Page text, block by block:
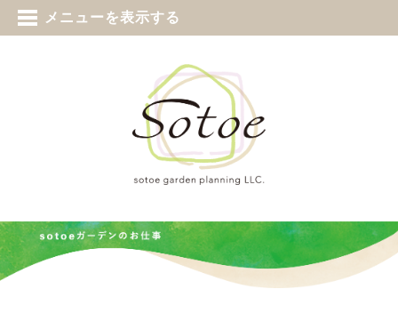
メニューを表示する
tel 0187-73-5388